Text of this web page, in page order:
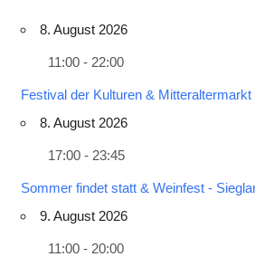
8. August 2026
11:00 - 22:00
Festival der Kulturen & Mitteraltermarkt
8. August 2026
17:00 - 23:45
Sommer findet statt & Weinfest -
9. August 2026
11:00 - 20:00